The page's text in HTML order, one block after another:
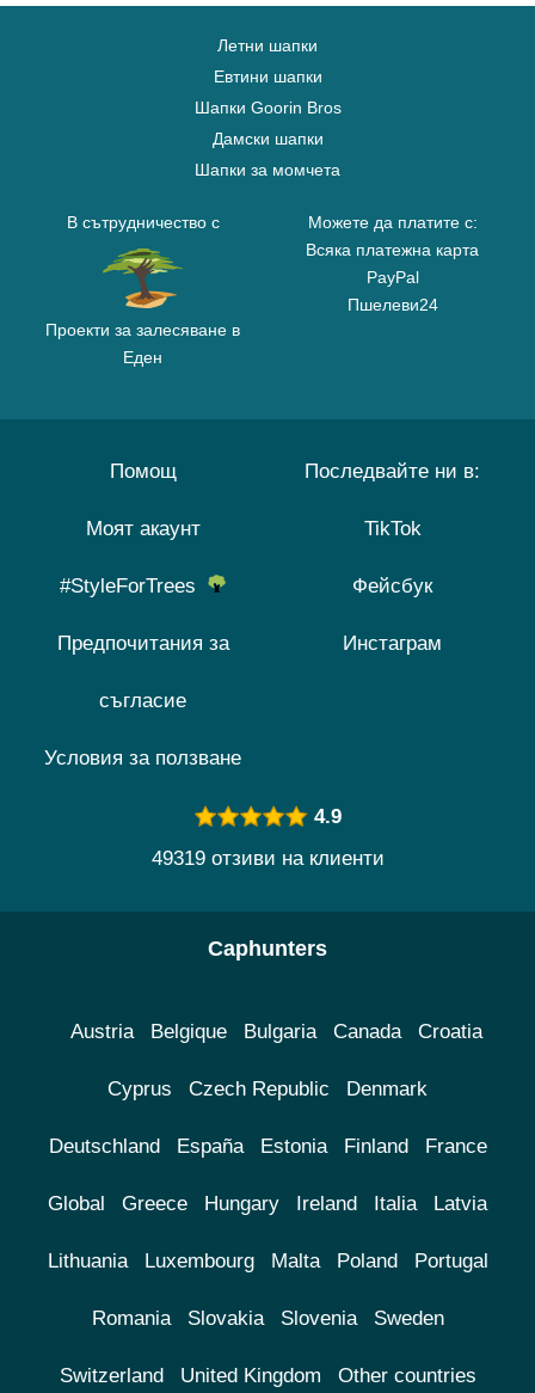
Летни шапки
Евтини шапки
Шапки Goorin Bros
Дамски шапки
Шапки за момчета
В сътрудничество с
Проекти за залесяване в
Еден
Можете да платите с:
Всяка платежна карта
PayPal
Пшелеви24
Помощ
Моят акаунт
#StyleForTrees
Предпочитания за
съгласие
Условия за ползване
Последвайте ни в:
TikTok
Фейсбук
Инстаграм
4.9
49319 отзиви на клиенти
Caphunters
Austria Belgique Bulgaria Canada Croatia
Cyprus Czech Republic Denmark
Deutschland España Estonia Finland France
Global Greece Hungary Ireland Italia Latvia
Lithuania Luxembourg Malta Poland Portugal
Romania Slovakia Slovenia Sweden
Switzerland United Kingdom Other countries